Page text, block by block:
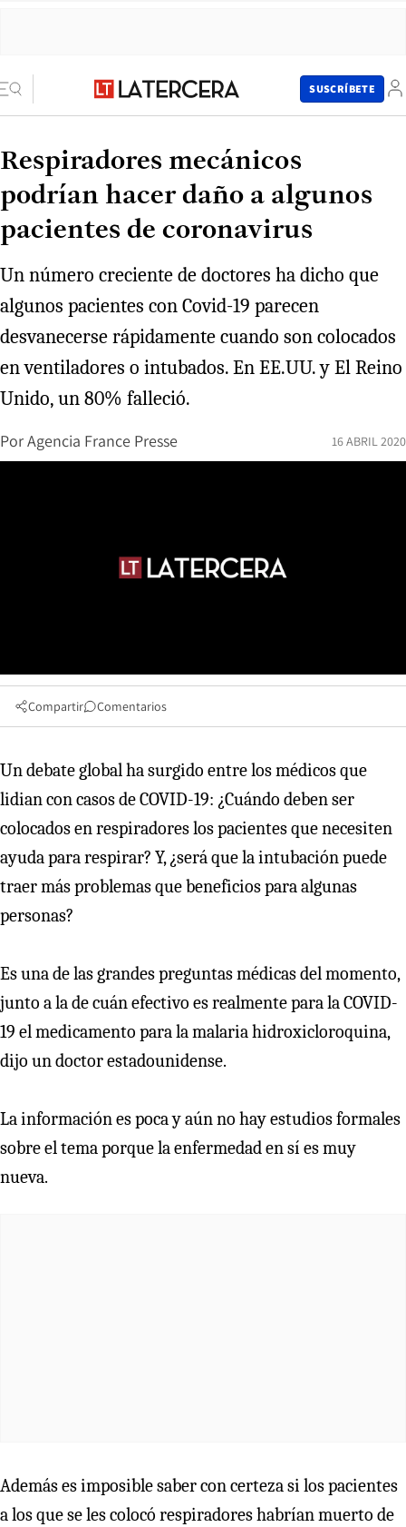
SUSCRÍBETE
Respiradores mecánicos
podrían hacer daño a algunos
pacientes de coronavirus
Un número creciente de doctores ha dicho que
algunos pacientes con Covid-19 parecen
desvanecerse rápidamente cuando son colocados
en ventiladores o intubados. En EE.UU. y El Reino
Unido, un 80% falleció.
PorAgencia France Presse 16 ABRIL 2020
Compartir Comentarios
Un debate global ha surgido entre los médicos que
lidian con casos de COVID-19: ¿Cuándo deben ser
colocados en respiradores los pacientes que necesiten
ayuda para respirar? Y, ¿será que la intubación puede
traer más problemas que beneficios para algunas
personas?
Es una de las grandes preguntas médicas del momento,
junto a la de cuán efectivo es realmente para la COVID-
19 el medicamento para la malaria hidroxicloroquina,
dijo un doctor estadounidense.
La información es poca y aún no hay estudios formales
sobre el tema porque la enfermedad en sí es muy
nueva.
Además es imposible saber con certeza si los pacientes
a los que se les colocó respiradores habrían muerto de